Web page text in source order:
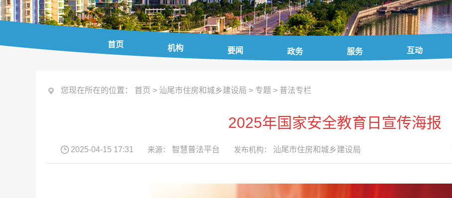
首页 机构 要闻 政务 服务 互动
您现在所在的位置： 首页 > 汕尾市住房和城乡建设局 > 专题 > 普法专栏
2025年国家安全教育日宣传海报
2025-04-15 17:31 来源： 智慧普法平台 发布机构： 汕尾市住房和城乡建设局